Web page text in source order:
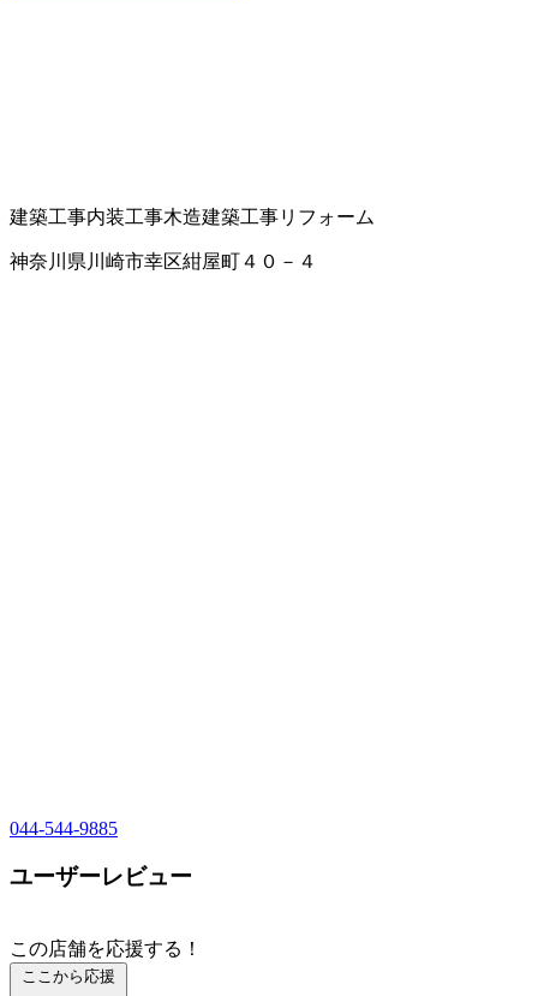
建築工事内装工事木造建築工事リフォーム
神奈川県川崎市幸区紺屋町４０－４
044-544-9885
ユーザーレビュー
この店舗を応援する！
ここから応援